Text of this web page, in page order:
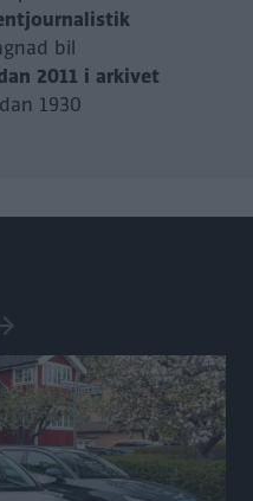
bil
2011 i arkivet
1930